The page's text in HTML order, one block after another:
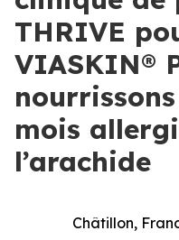
THRIVE
VIASKIN®
mois
l’arachide
Châtillon,